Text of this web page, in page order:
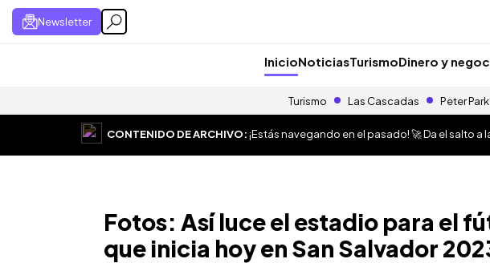
Newsletter
InicioNoticiasTurismoDinero y
Turismo Las Cascadas Peter
CONTENIDO DE ARCHIVO:¡Estás navegando en el pasado! 🚀 Da el salto a
Fotos: Así luce el estadio para el
que inicia hoy en San Salvador